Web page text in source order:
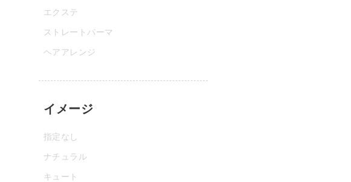
エクステ
ストレートパーマ
ヘアアレンジ
イメージ
指定なし
ナチュラル
キュート